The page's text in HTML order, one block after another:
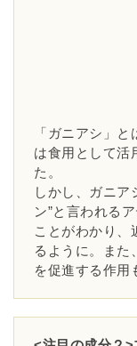
「ガニアシ」
は食用として活
た。
しかし、ガニア
ン”と言われる
ことがわかり、
るように。また
を促進する作用